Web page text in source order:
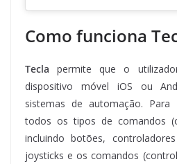
Como funciona
Tecla permite que o
dispositivo móvel iOS ou
sistemas de automação.
todos os tipos de comandos
incluindo botões,
joysticks e os comandos